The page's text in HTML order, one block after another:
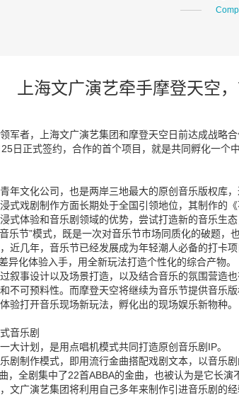
上海文广演艺牵手摩登天空
军者，上海文广演艺集团和摩登天空日前达成战略
日正式签约，合作的首个项目，就是共同孵化一个
年文化公司，也是两岸三地最大的原创音乐版权库
式戏剧制作方面长期处于全国引领地位，其制作的
式体验和音乐剧领域的优势，尝试打造新的音乐生态
乐节”模式，既是一次对音乐节市场同质化的破题，
近几年，音乐节已经发展成为年轻潮人必备的打
异化体验入手，用全新玩法打造个性化的综合产物。
叙事设计以及场景打造，以及结合音乐的氛围营造
不可预料性。而摩登天空将继续为音乐节提供音乐版
验打开音乐现场新玩法，孵化出的现场娱乐新物种。
音乐剧
大计划，是用点唱机模式共同打造原创音乐剧IP。
剧制作模式，即用流行金曲搭配戏剧文本，以音乐
，全剧集中了22首ABBA的金曲，也被认为是它长演
文广演艺集团将利用自己多年来制作引进音乐剧的